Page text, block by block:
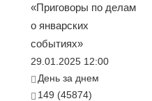
«Приговоры по делам
о январских
событиях»
29.01.2025 12:00
День за днем
149 (45874)